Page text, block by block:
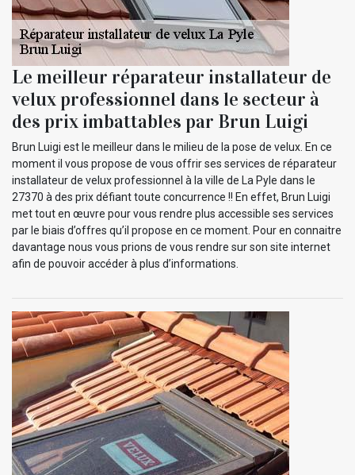
Le meilleur réparateur installateur de
velux professionnel dans le secteur à
des prix imbattables par Brun Luigi
Brun Luigi est le meilleur dans le milieu de la pose de velux. En ce
moment il vous propose de vous offrir ses services de réparateur
installateur de velux professionnel à la ville de La Pyle dans le
27370 à des prix défiant toute concurrence !! En effet, Brun Luigi
met tout en œuvre pour vous rendre plus accessible ses services
par le biais d’offres qu’il propose en ce moment. Pour en connaitre
davantage nous vous prions de vous rendre sur son site internet
afin de pouvoir accéder à plus d’informations.